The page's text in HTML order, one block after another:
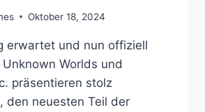
Oktober 18, 2024
erwartet und nun offiziell
Worlds und
präsentieren stolz
den neuesten Teil der